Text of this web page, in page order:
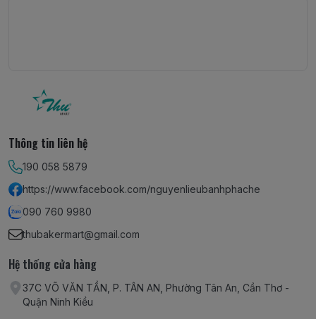
Thông tin liên hệ
190 058 5879
https://www.facebook.com/nguyenlieubanhphache
090 760 9980
thubakermart@gmail.com
Hệ thống cửa hàng
37C VÕ VĂN TẦN, P. TÂN AN, Phường Tân An, Cần Thơ -
Quận Ninh Kiều